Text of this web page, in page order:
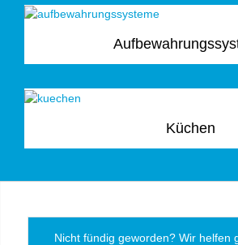
Küchen
Nicht fündig geworden? Wir helfen